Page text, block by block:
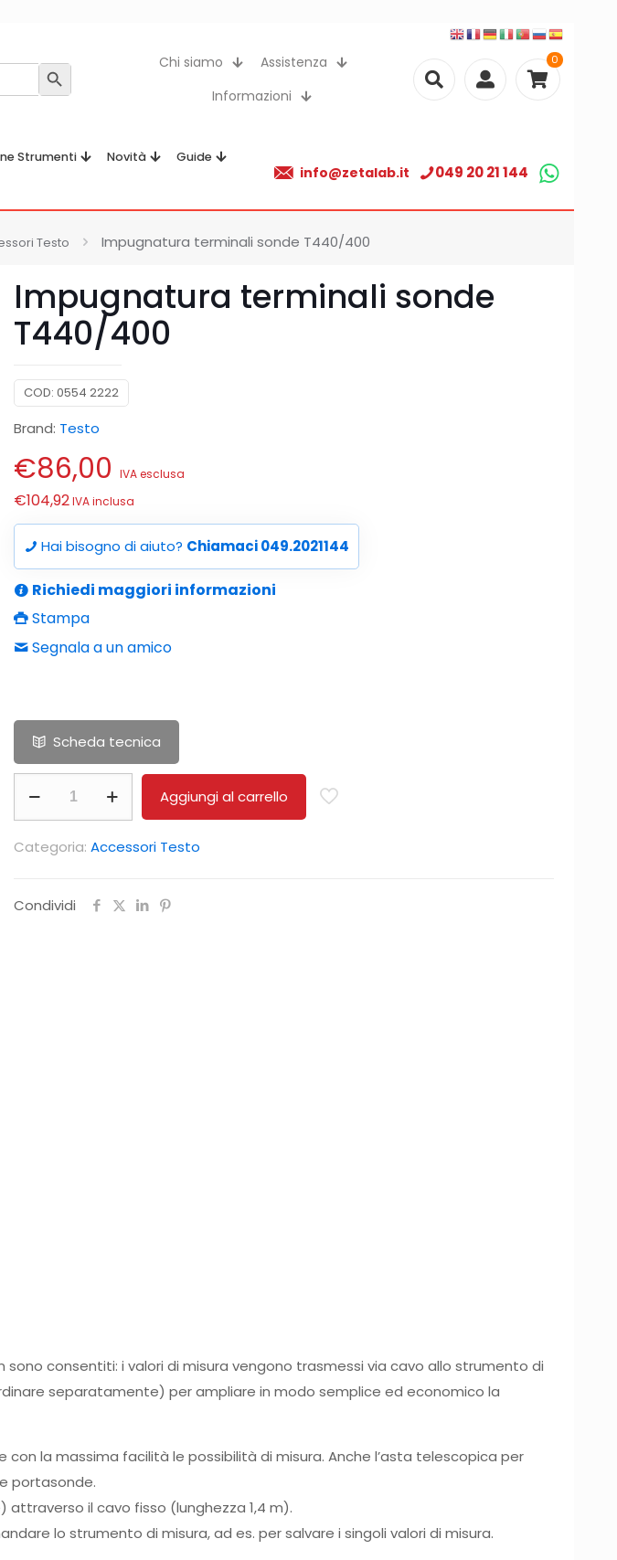
Search Button
Chi siamo
Assistenza
Informazioni
0
Strumenti Novità Guide
info@zetalab.it 049 20 21 144
Testo Impugnatura terminali sonde T440/400
Impugnatura terminali sonde
T440/400
COD: 0554 2222
Brand: Testo
€86,00 IVA esclusa
€104,92IVA inclusa
Hai bisogno di aiuto? Chiamaci 049.2021144
Richiedi maggiori informazioni
Stampa
Segnala a un amico
Scheda tecnica
T440/400
Aggiungi al carrello
Categoria: Accessori Testo
Condividi
consentiti: i valori di misura vengono trasmessi via cavo allo strumento di
separatamente) per ampliare in modo semplice ed economico la
con la massima facilità le possibilità di misura. Anche l’asta telescopica per
portasonde.
il cavo fisso (lunghezza 1,4 m).
lo strumento di misura, ad es. per salvare i singoli valori di misura.